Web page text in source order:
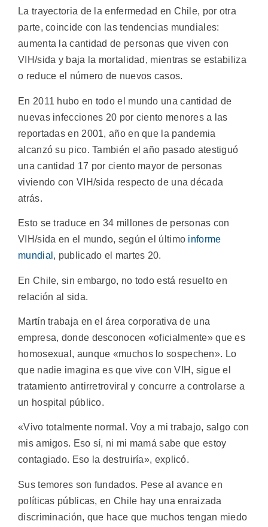
La trayectoria de la enfermedad en Chile, por otra
parte, coincide con las tendencias mundiales:
aumenta la cantidad de personas que viven con
VIH/sida y baja la mortalidad, mientras se estabiliza
o reduce el número de nuevos casos.
En 2011 hubo en todo el mundo una cantidad de
nuevas infecciones 20 por ciento menores a las
reportadas en 2001, año en que la pandemia
alcanzó su pico. También el año pasado atestiguó
una cantidad 17 por ciento mayor de personas
viviendo con VIH/sida respecto de una década
atrás.
Esto se traduce en 34 millones de personas con
VIH/sida en el mundo, según el último informe
mundial , publicado el martes 20.
En Chile, sin embargo, no todo está resuelto en
relación al sida.
Martín trabaja en el área corporativa de una
empresa, donde desconocen «oficialmente» que es
homosexual, aunque «muchos lo sospechen». Lo
que nadie imagina es que vive con VIH, sigue el
tratamiento antirretroviral y concurre a controlarse a
un hospital público.
«Vivo totalmente normal. Voy a mi trabajo, salgo con
mis amigos. Eso sí, ni mi mamá sabe que estoy
contagiado. Eso la destruiría», explicó.
Sus temores son fundados. Pese al avance en
políticas públicas, en Chile hay una enraizada
discriminación, que hace que muchos tengan miedo